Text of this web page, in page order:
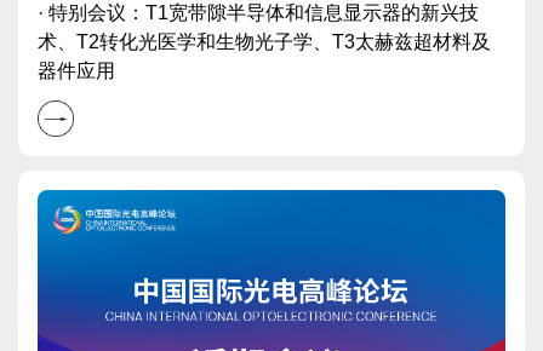
· 特别会议：T1宽带隙半导体和信息显示器的新兴技
术、T2转化光医学和生物光子学、T3太赫兹超材料及
器件应用